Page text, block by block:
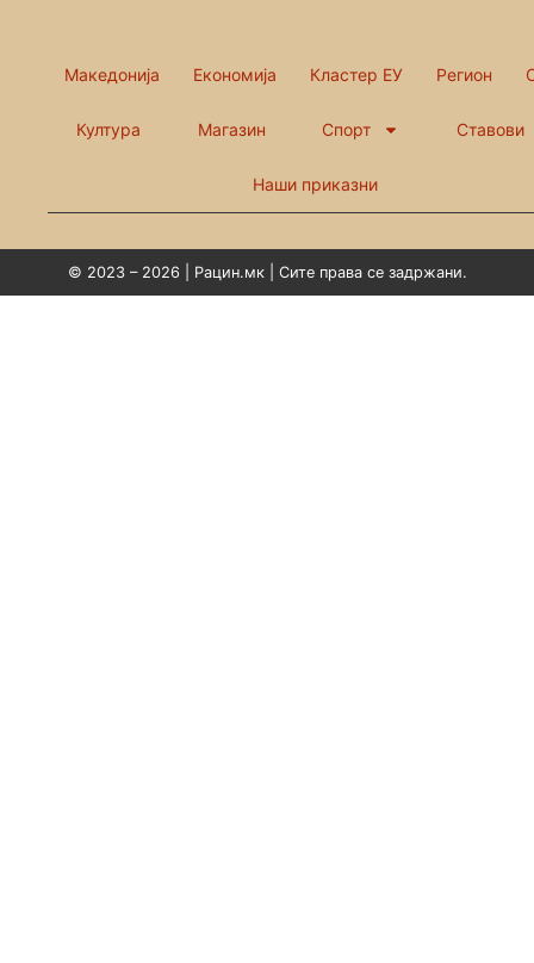
Македонија Економија Кластер ЕУ Регион
Култура Магазин Спорт Ставови
Наши приказни
© 2023 – 2026 | Рацин.мк | Сите права се задржани.